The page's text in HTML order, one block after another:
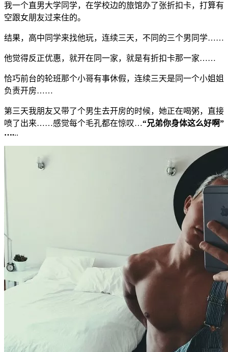
我一个直男大学同学，在学校边的旅馆办了张折扣卡，打算有
空跟女朋友过来住的。
结果，高中同学来找他玩，连续三天，不同的三个男同学……
他觉得反正优惠，就开在同一家，就是有折扣卡那一家……
恰巧前台的轮班那个小哥有事休假，连续三天是同一个小姐姐
负责开房……
第三天我朋友又带了个男生去开房的时候，她正在喝粥，直接
喷了出来……感觉每个毛孔都在惊叹…“兄弟你身体这么好啊”
…...